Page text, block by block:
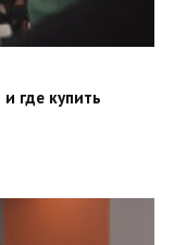
где купить